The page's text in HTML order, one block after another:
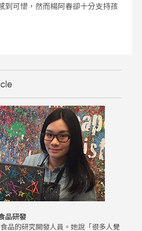
到可惜，然而楊阿春卻十分支持孩
品研發
品的研究開發人員。她說「很多人覺